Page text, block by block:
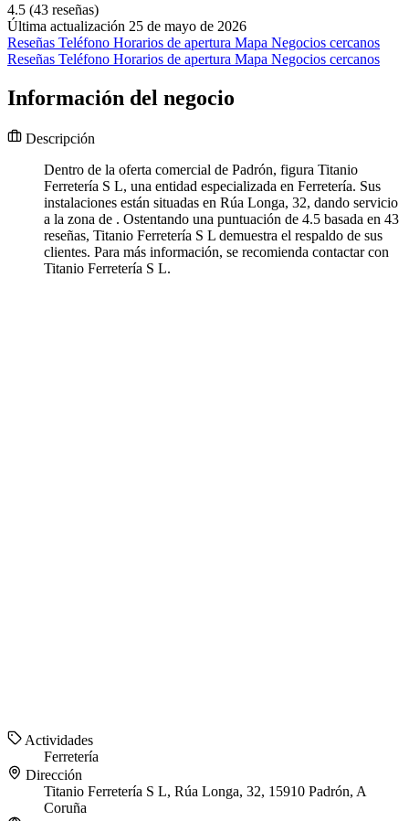
4.5 (43 reseñas)
Última actualización 25 de mayo de 2026
Reseñas Teléfono Horarios de apertura Mapa Negocios cercanos
Reseñas Teléfono Horarios de apertura Mapa Negocios cercanos
Información del negocio
Descripción
Dentro de la oferta comercial de Padrón, figura Titanio
Ferretería S L, una entidad especializada en Ferretería. Sus
instalaciones están situadas en Rúa Longa, 32, dando servicio
a la zona de . Ostentando una puntuación de 4.5 basada en 43
reseñas, Titanio Ferretería S L demuestra el respaldo de sus
clientes. Para más información, se recomienda contactar con
Titanio Ferretería S L.
Actividades
Ferretería
Dirección
Titanio Ferretería S L, Rúa Longa, 32, 15910 Padrón, A
Coruña